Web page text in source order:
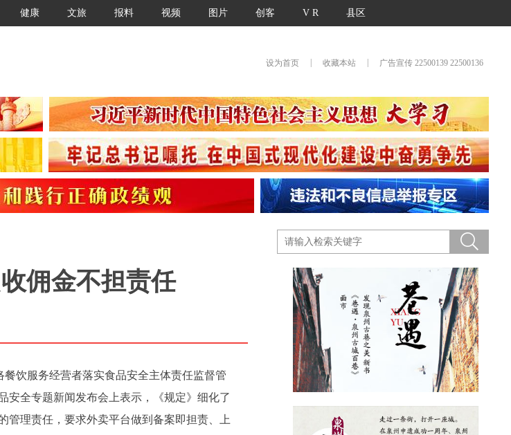
健康 文旅 报料 视频 图片 创客 V R 县区
设为首页 收藏本站 广告宣传 22500139 22500136
佣金不担责任
饮服务经营者落实食品安全主体责任监督管
安全专题新闻发布会上表示，《规定》细化了
管理责任，要求外卖平台做到备案即担责、上